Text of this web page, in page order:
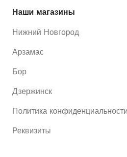
Наши магазины
Нижний Новгород
Арзамас
Бор
Дзержинск
Политика конфиденциальности
Реквизиты